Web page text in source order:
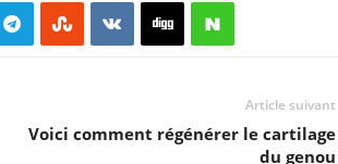
Article suivant
Voici comment régénérer le cartilage
du genou